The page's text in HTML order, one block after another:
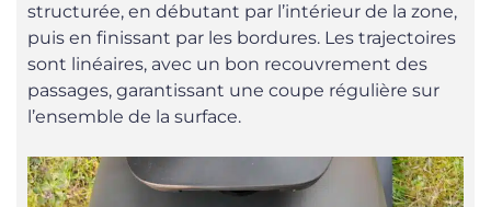
structurée, en débutant par l’intérieur de la zone,
puis en finissant par les bordures. Les trajectoires
sont linéaires, avec un bon recouvrement des
passages, garantissant une coupe régulière sur
l’ensemble de la surface.